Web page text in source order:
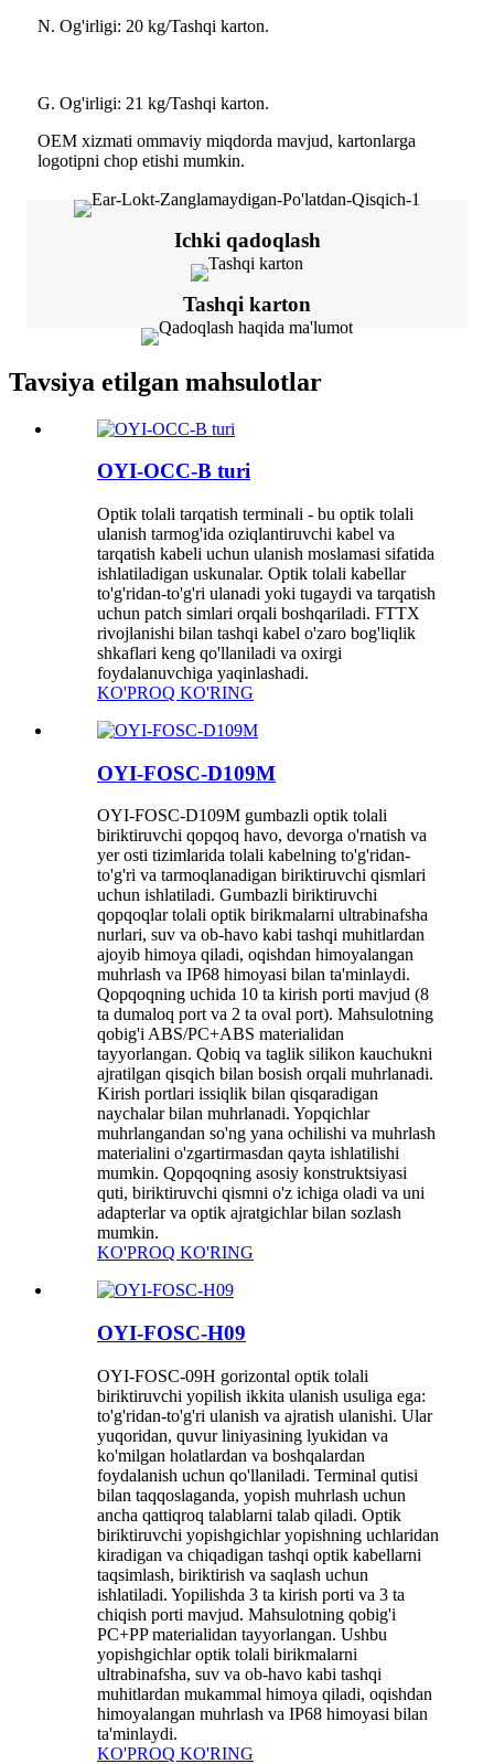
N. Og'irligi: 20 kg/Tashqi karton.
G. Og'irligi: 21 kg/Tashqi karton.
OEM xizmati ommaviy miqdorda mavjud, kartonlarga
logotipni chop etishi mumkin.
Ichki qadoqlash
Tashqi karton
Tavsiya etilgan mahsulotlar
OYI-OCC-B turi
Optik tolali tarqatish terminali - bu optik tolali
ulanish tarmog'ida oziqlantiruvchi kabel va
tarqatish kabeli uchun ulanish moslamasi sifatida
ishlatiladigan uskunalar. Optik tolali kabellar
to'g'ridan-to'g'ri ulanadi yoki tugaydi va tarqatish
uchun patch simlari orqali boshqariladi. FTTX
rivojlanishi bilan tashqi kabel o'zaro bog'liqlik
shkaflari keng qo'llaniladi va oxirgi
foydalanuvchiga yaqinlashadi.
KO'PROQ KO'RING
OYI-FOSC-D109M
OYI-FOSC-D109M gumbazli optik tolali
biriktiruvchi qopqoq havo, devorga o'rnatish va
yer osti tizimlarida tolali kabelning to'g'ridan-
to'g'ri va tarmoqlanadigan biriktiruvchi qismlari
uchun ishlatiladi. Gumbazli biriktiruvchi
qopqoqlar tolali optik birikmalarni ultrabinafsha
nurlari, suv va ob-havo kabi tashqi muhitlardan
ajoyib himoya qiladi, oqishdan himoyalangan
muhrlash va IP68 himoyasi bilan ta'minlaydi.
Qopqoqning uchida 10 ta kirish porti mavjud (8
ta dumaloq port va 2 ta oval port). Mahsulotning
qobig'i ABS/PC+ABS materialidan
tayyorlangan. Qobiq va taglik silikon kauchukni
ajratilgan qisqich bilan bosish orqali muhrlanadi.
Kirish portlari issiqlik bilan qisqaradigan
naychalar bilan muhrlanadi. Yopqichlar
muhrlangandan so'ng yana ochilishi va muhrlash
materialini o'zgartirmasdan qayta ishlatilishi
mumkin. Qopqoqning asosiy konstruktsiyasi
quti, biriktiruvchi qismni o'z ichiga oladi va uni
adapterlar va optik ajratgichlar bilan sozlash
mumkin.
KO'PROQ KO'RING
OYI-FOSC-H09
OYI-FOSC-09H gorizontal optik tolali
biriktiruvchi yopilish ikkita ulanish usuliga ega:
to'g'ridan-to'g'ri ulanish va ajratish ulanishi. Ular
yuqoridan, quvur liniyasining lyukidan va
ko'milgan holatlardan va boshqalardan
foydalanish uchun qo'llaniladi. Terminal qutisi
bilan taqqoslaganda, yopish muhrlash uchun
ancha qattiqroq talablarni talab qiladi. Optik
biriktiruvchi yopishgichlar yopishning uchlaridan
kiradigan va chiqadigan tashqi optik kabellarni
taqsimlash, biriktirish va saqlash uchun
ishlatiladi. Yopilishda 3 ta kirish porti va 3 ta
chiqish porti mavjud. Mahsulotning qobig'i
PC+PP materialidan tayyorlangan. Ushbu
yopishgichlar optik tolali birikmalarni
ultrabinafsha, suv va ob-havo kabi tashqi
muhitlardan mukammal himoya qiladi, oqishdan
himoyalangan muhrlash va IP68 himoyasi bilan
ta'minlaydi.
KO'PROQ KO'RING